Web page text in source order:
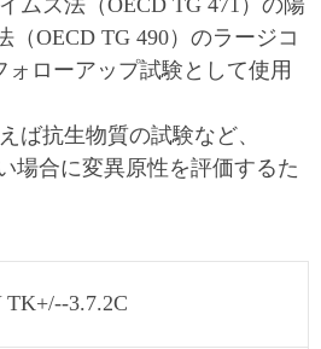
OECD TG 490）のラージコ
ォローアップ試験として使用
ば抗生物質の試験など、
場合に変異原性を評価するた
TK+/--3.7.2C